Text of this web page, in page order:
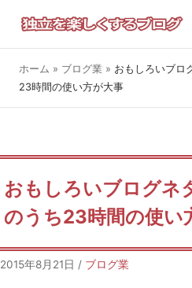
ホーム » ブログ業 » おもしろいブロ
23時間の使い方が大事
おもしろいブログネ
のうち23時間の使い
2015年8月21日 / ブログ業